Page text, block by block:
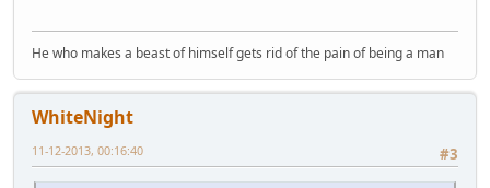
He who makes a beast of himself gets rid of the pain of being a man
WhiteNight
#3
11-12-2013, 00:16:40